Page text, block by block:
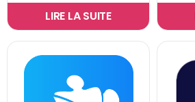
LIRE LA SUITE